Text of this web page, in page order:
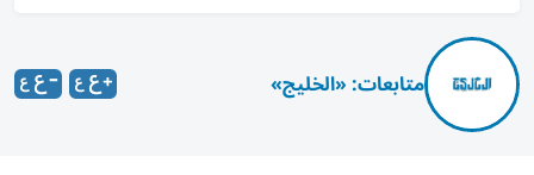
متابعات: «الخليج»